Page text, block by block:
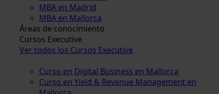
MBA en Madrid
MBA en Mallorca
Áreas de conocimiento
Cursos Executive
Ver todos los Cursos Executive
Curso en Digital Business en Mallorca
Curso en Yield & Revenue Management en